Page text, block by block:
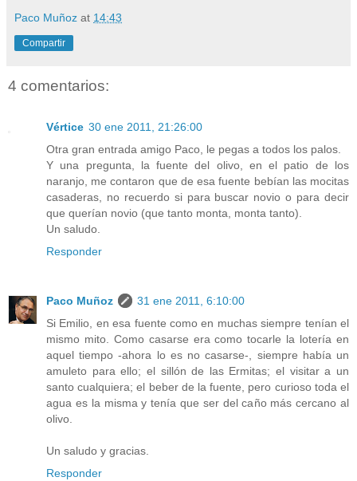
Paco Muñoz at 14:43
Compartir
4 comentarios:
Vértice 30 ene 2011, 21:26:00
Otra gran entrada amigo Paco, le pegas a todos los palos.
Y una pregunta, la fuente del olivo, en el patio de los
naranjo, me contaron que de esa fuente bebían las mocitas
casaderas, no recuerdo si para buscar novio o para decir
que querían novio (que tanto monta, monta tanto).
Un saludo.
Responder
Paco Muñoz
31 ene 2011, 6:10:00
Si Emilio, en esa fuente como en muchas siempre tenían el
mismo mito. Como casarse era como tocarle la lotería en
aquel tiempo -ahora lo es no casarse-, siempre había un
amuleto para ello; el sillón de las Ermitas; el visitar a un
santo cualquiera; el beber de la fuente, pero curioso toda el
agua es la misma y tenía que ser del caño más cercano al
olivo.
Un saludo y gracias.
Responder